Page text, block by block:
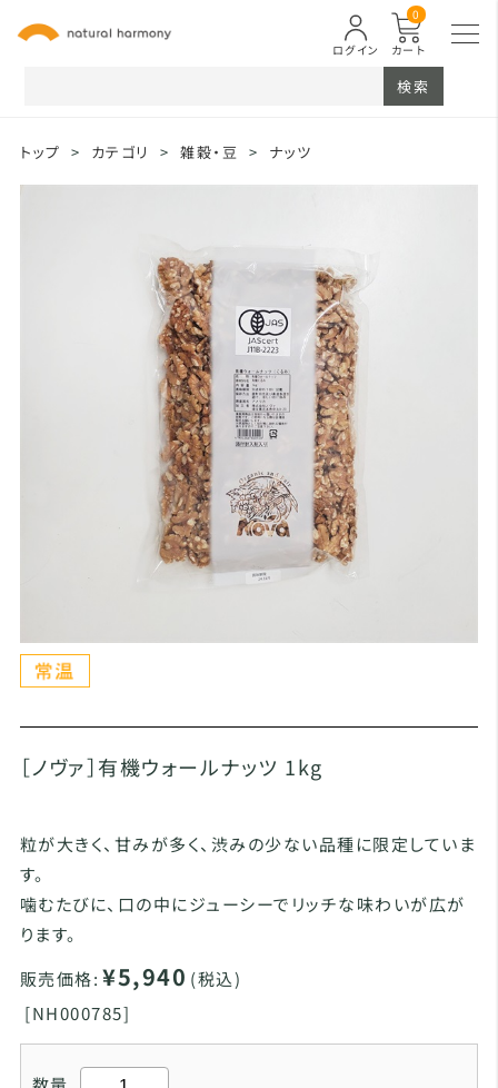
カート
0
ログイン
検索
トップ > カテゴリ > 雑穀・豆 > ナッツ
［ノヴァ］有機ウォールナッツ 1kg
粒が大きく、甘みが多く、渋みの少ない品種に限定していま
す。
噛むたびに、口の中にジューシーでリッチな味わいが広が
ります。
販売価格: ¥5,940 (税込)
[NH000785]